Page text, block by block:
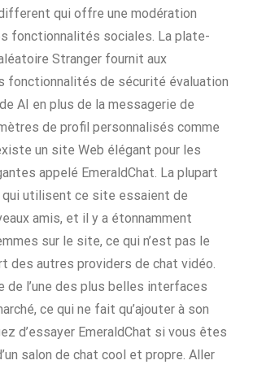
qui offre une modération
fonctionnalités sociales. La plate-
Stranger fournit aux
fonctionnalités de sécurité évaluation
AI en plus de la messagerie de
de profil personnalisés comme
un site Web élégant pour les
appelé EmeraldChat. La plupart
qui utilisent ce site essaient de
amis, et il y a étonnamment
sur le site, ce qui n’est pas le
des autres providers de chat vidéo.
de l’une des plus belles interfaces
ce qui ne fait qu’ajouter à son
d’essayer EmeraldChat si vous êtes
salon de chat cool et propre. Aller